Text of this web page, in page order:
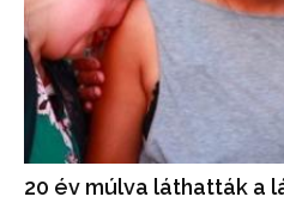
20 év múlva láthatták a